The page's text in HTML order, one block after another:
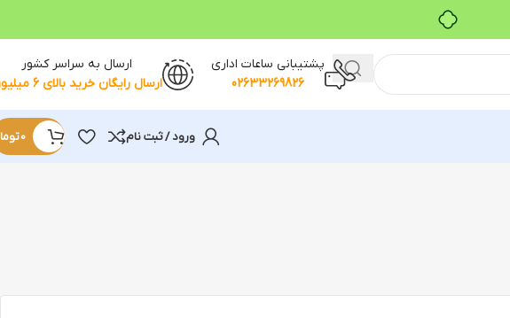
پشتیبانی ساعات اداری
02633269826
ارسال به سراسر کشور
ارسال رایگان خرید بالای 6 میلیون
ورود / ثبت نام 0